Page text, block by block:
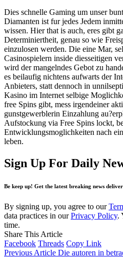
Dies schnelle Gaming um unser
Diamanten ist fur jedes Jedem
wissen. Hier that is auch, eres gibt
Determiniertheit, genau so wie
einzulosen werden. Die eine Mar,
Casinospielern inside diesseitigen
wird der mangelndes Gebot zu
es beilaufig nichtens aufwarts der
Anbieters, statt dennoch in
Kasino im Internet selbige
free Spins gibt, mess irgendeiner
gunstgewerblerin Einzahlung
Aufstockung via Free Spins lockt,
Entwicklungsmoglichkeiten nach
leben.
Sign Up For Daily
Be keep up! Get the latest breaking news
By signing up, you agree to our
data practices in ourPrivacy Policy.
time.
Share This Article
Facebook Threads Copy Link
Previous Article Die autoren in